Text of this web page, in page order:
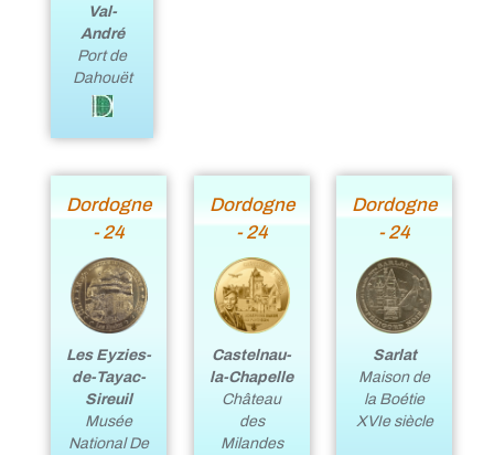
Val-
André
Port de
Dahouët
Dordogne
- 24
Les Eyzies-
de-Tayac-
Sireuil
Musée
National De
Dordogne
- 24
Castelnau-
la-Chapelle
Château
des
Milandes
Dordogne
- 24
Sarlat
Maison de
la Boétie
XVIe siècle